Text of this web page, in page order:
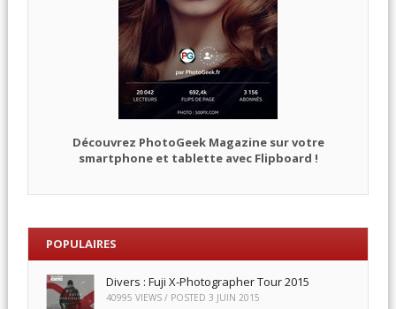
Découvrez PhotoGeek Magazine sur votre
smartphone et tablette avec Flipboard !
POPULAIRES
Divers : Fuji X-Photographer Tour 2015
40995 VIEWS / POSTED 3 JUIN 2015